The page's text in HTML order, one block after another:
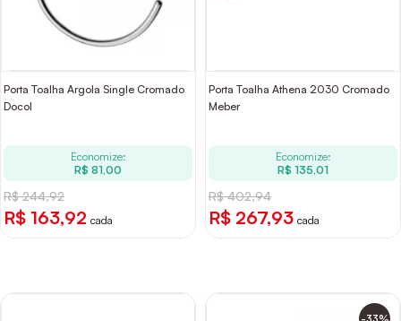
Porta Toalha Argola Single Cromado
Docol
Economize:
R$ 81,00
R$ 244,92
R$ 163,92 cada
Porta Toalha Athena 2030 Cromado
Meber
Economize:
R$ 135,01
R$ 402,94
R$ 267,93 cada